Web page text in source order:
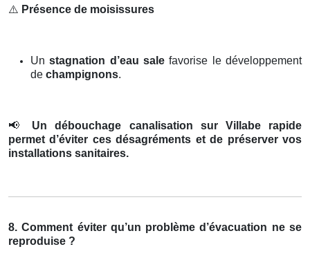
⚠️ Présence de moisissures
Unstagnation d’eau sale favorise le développement
de champignons.
📢
Un débouchage canalisation sur Villabe rapide
permet d’éviter ces désagréments et de préserver vos
installations sanitaires.
8. Comment éviter qu’un problème d’évacuation ne se
reproduise ?